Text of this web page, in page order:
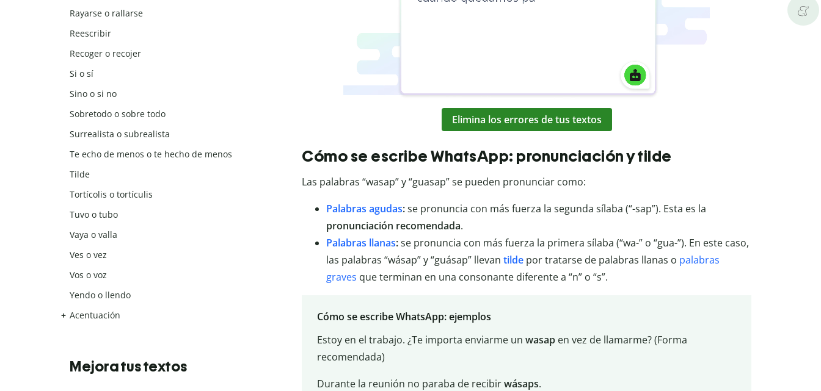
Elimina los errores de tus textos
Cómo se escribe WhatsApp: pronunciación y tilde
Las palabras “wasap” y “guasap” se pueden pronunciar como:
Palabras agudas:se pronuncia con más fuerza la segunda sílaba (“-sap”). Esta es la
pronunciación recomendada.
Palabras llanas:se pronuncia con más fuerza la primera sílaba (“wa-” o “gua-”). En este caso,
las palabras “wásap” y “guásap” llevan tilde por tratarse de palabras llanas o palabras
graves que terminan en una consonante diferente a “n” o “s”.
Cómo se escribe WhatsApp: ejemplos
Estoy en el trabajo. ¿Te importa enviarme un wasapen vez de llamarme? (Forma
recomendada)
Durante la reunión no paraba de recibirwásaps.
Rayarse o rallarse
Reescribir
Recoger o recojer
Si o sí
Sino o si no
Sobretodo o sobre todo
Surrealista o subrealista
Te echo de menos o te hecho de menos
Tilde
Tortícolis o tortículis
Tuvo o tubo
Vaya o valla
Ves o vez
Vos o voz
Yendo o llendo
Acentuación
Mejora tus textos